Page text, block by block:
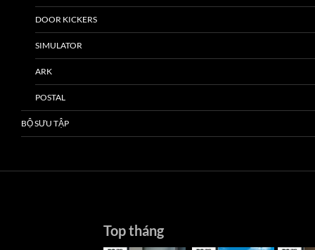
DOOR KICKERS
SIMULATOR
ARK
POSTAL
BỘ SƯU TẬP
Top tháng